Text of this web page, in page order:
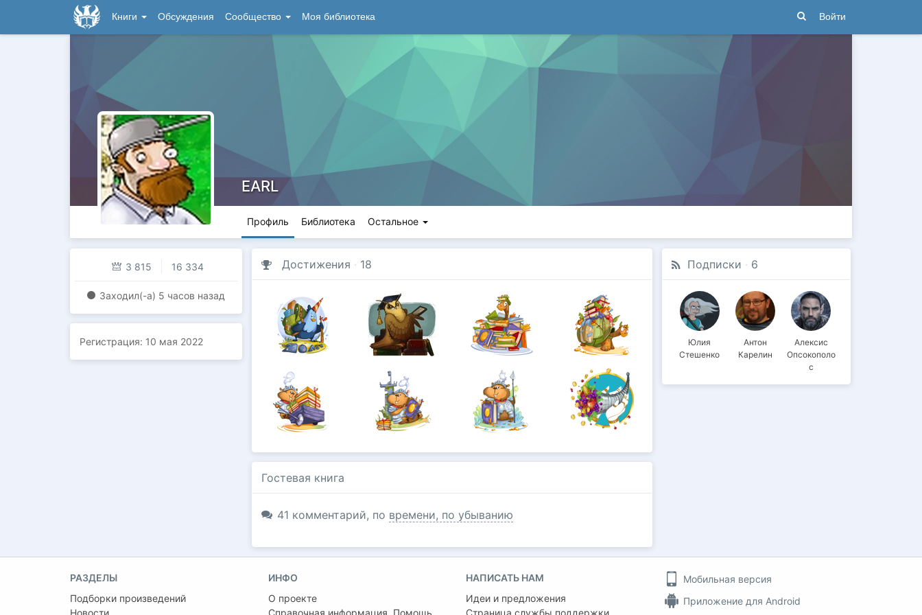
Книги Обсуждения Сообщество Моя библиотека Войти
EARL
Профиль Библиотека Остальное
3 815 16 334
Заходил(-a) 5 часов назад
Регистрация: 10 мая 2022
Достижения · 18
Гостевая книга
41 комментарий, по времени, по убыванию
Подписки · 6
Юлия
Стешенко
Антон
Карелин
Алексис
Опсокополо
с
РАЗДЕЛЫ
Подборки произведений
Новости
ИНФО
О проекте
Справочная информация. Помощь
НАПИСАТЬ НАМ
Идеи и предложения
Страница службы поддержки
Мобильная версия
Приложение для Android